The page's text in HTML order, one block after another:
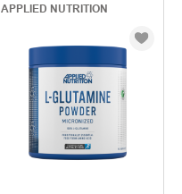
APPLIED NUTRITION